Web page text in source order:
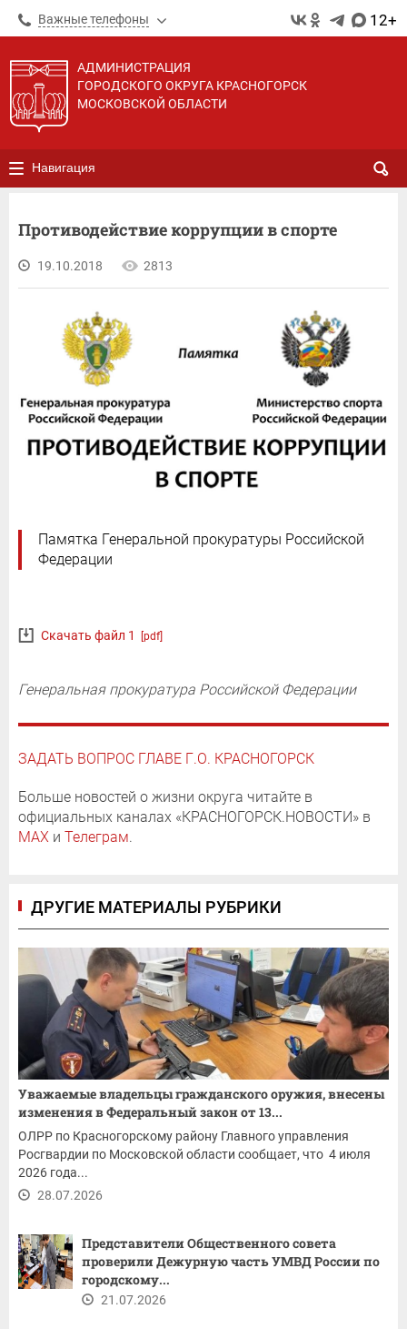
Важные телефоны 12+
АДМИНИСТРАЦИЯ
ГОРОДСКОГО ОКРУГА КРАСНОГОРСК
МОСКОВСКОЙ ОБЛАСТИ
Навигация
Противодействие коррупции в спорте
19.10.2018 2813
Памятка Генеральной прокуратуры Российской
Федерации
Скачать файл 1 [pdf]
Генеральная прокуратура Российской Федерации
ЗАДАТЬ ВОПРОС ГЛАВЕ Г.О. КРАСНОГОРСК
Больше новостей о жизни округа читайте в
официальных каналах «КРАСНОГОРСК.НОВОСТИ» в
MAX и Телеграм.
ДРУГИЕ МАТЕРИАЛЫ РУБРИКИ
Уважаемые владельцы гражданского оружия, внесены
изменения в Федеральный закон от 13...
ОЛРР по Красногорскому району Главного управления
Росгвардии по Московской области сообщает, что 4 июля
2026 года...
28.07.2026
Представители Общественного совета
проверили Дежурную часть УМВД России по
городскому...
21.07.2026